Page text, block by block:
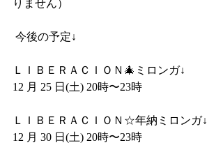
りません）
​ 今後の予定↓
ＬＩＢＥＲＡＣＩＯＮ🎄ミロンガ↓
12 月 25 日(土) 20時〜23時
ＬＩＢＥＲＡＣＩＯＮ☆年納ミロンガ↓
12 月 30 日(土) 20時〜23時